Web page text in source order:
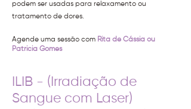
podem ser usadas para relaxamento ou
tratamento de dores.
Agende uma sessão com Rita de Cássia ou
Patricia Gomes
ILIB - (Irradiação de
Sangue com Laser)